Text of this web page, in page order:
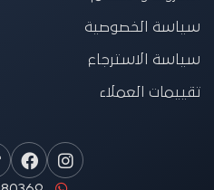
سياسة الخصوصية
سياسة الاسترجاع
تقييمات العملاء